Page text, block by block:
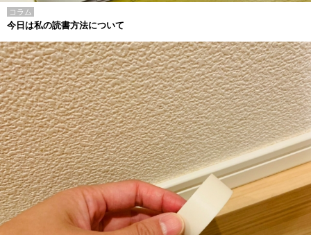
コラム
今日は私の読書方法について